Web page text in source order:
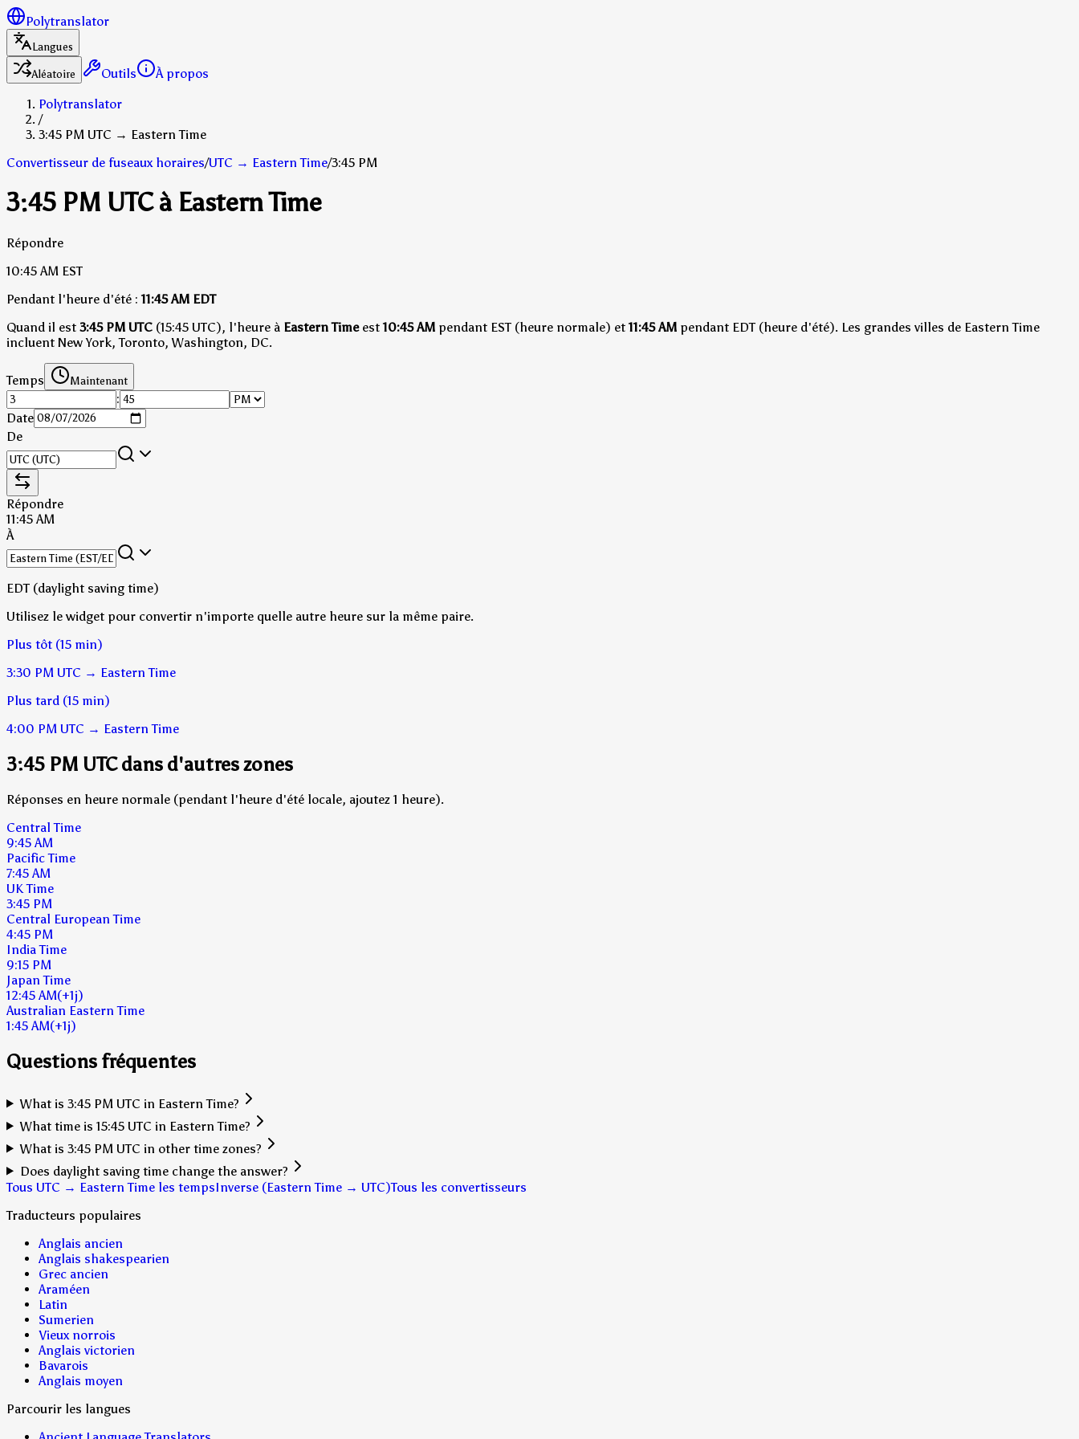
Polytranslator
Langues
Aléatoire
Outils
À propos
Polytranslator
/
3:45 PM UTC → Eastern Time
Convertisseur de fuseaux horaires/UTC → Eastern Time/3:45 PM
3:45 PM UTC à Eastern Time
Répondre
10:45 AM EST
Pendant l'heure d'été : 11:45 AM EDT
Quand il est 3:45 PM UTC (15:45 UTC), l'heure à Eastern Timeest10:45 AM pendant EST (heure normale) et11:45 AM pendant EDT (heure d'été). Les grandes villes de Eastern Time
incluent New York, Toronto, Washington, DC.
Temps Maintenant
:
Date
De
Répondre
11:45 AM
À
EDT (daylight saving time)
Utilisez le widget pour convertir n'importe quelle autre heure sur la même paire.
Plus tôt (15 min)
3:30 PM UTC → Eastern Time
Plus tard (15 min)
4:00 PM UTC → Eastern Time
3:45 PM UTC dans d'autres zones
Réponses en heure normale (pendant l'heure d'été locale, ajoutez 1 heure).
Central Time
9:45 AM
Pacific Time
7:45 AM
UK Time
3:45 PM
Central European Time
4:45 PM
India Time
9:15 PM
Japan Time
12:45 AM(+1j)
Australian Eastern Time
1:45 AM(+1j)
Questions fréquentes
What is 3:45 PM UTC in Eastern Time?
What time is 15:45 UTC in Eastern Time?
What is 3:45 PM UTC in other time zones?
Does daylight saving time change the answer?
Tous UTC → Eastern Time les tempsInverse (Eastern Time → UTC)Tous les convertisseurs
Traducteurs populaires
Anglais ancien
Anglais shakespearien
Grec ancien
Araméen
Latin
Sumerien
Vieux norrois
Anglais victorien
Bavarois
Anglais moyen
Parcourir les langues